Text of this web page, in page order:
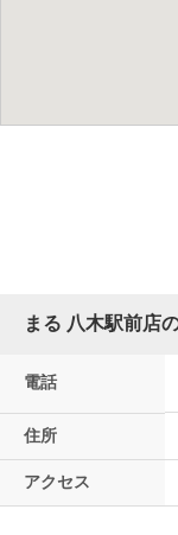
まる 八木駅前店
電話
住所
アクセス